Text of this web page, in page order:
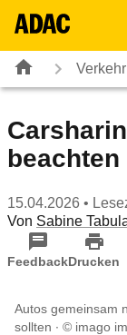
Verkehr
beachten
15.04.2026 •
Von Sabine
FeedbackDrucken
Autos gemeinsam
sollten
© imago